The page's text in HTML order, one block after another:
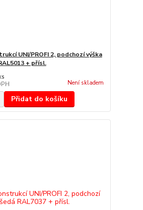
UNI/PROFI 2, podchozí výška
+ přísl.
Není skladem
Přidat do košíku